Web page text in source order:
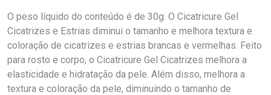
O peso líquido do conteúdo é de 30g. O Cicatricure Gel
Cicatrizes e Estrias diminui o tamanho e melhora textura e
coloração de cicatrizes e estrias brancas e vermelhas. Feito
para rosto e corpo, o Cicatricure Gel Cicatrizes melhora a
elasticidade e hidratação da pele. Além disso, melhora a
textura e coloração da pele, diminuindo o tamanho de